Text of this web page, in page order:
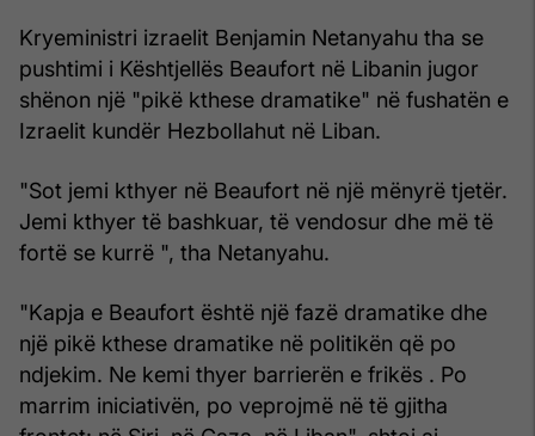
Kryeministri izraelit Benjamin Netanyahu tha se
pushtimi i Kështjellës Beaufort në Libanin jugor
shënon një "pikë kthese dramatike" në fushatën e
Izraelit kundër Hezbollahut në Liban.
"Sot jemi kthyer në Beaufort në një mënyrë tjetër.
Jemi kthyer të bashkuar, të vendosur dhe më të
fortë se kurrë ", tha Netanyahu.
"Kapja e Beaufort është një fazë dramatike dhe
një pikë kthese dramatike në politikën që po
ndjekim. Ne kemi thyer barrierën e frikës . Po
marrim iniciativën, po veprojmë në të gjitha